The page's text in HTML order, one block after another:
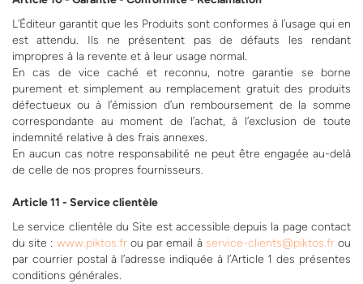
L’Éditeur garantit que les Produits sont conformes à l’usage qui en
est attendu. Ils ne présentent pas de défauts les rendant
impropres à la revente et à leur usage normal.
En cas de vice caché et reconnu, notre garantie se borne
purement et simplement au remplacement gratuit des produits
défectueux ou à l’émission d’un remboursement de la somme
correspondante au moment de l’achat, à l’exclusion de toute
indemnité relative à des frais annexes.
En aucun cas notre responsabilité ne peut être engagée au-delà
de celle de nos propres fournisseurs.
Article 11 - Service clientèle
Le service clientèle du Site est accessible depuis la page contact
du site : www.piktos.frou par email à service-clients@piktos.frou
par courrier postal à l’adresse indiquée à l’Article 1 des présentes
conditions générales.